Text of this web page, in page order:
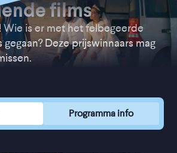
films
Wie is er met het felbegeerde
gegaan? Deze prijswinnaars mag
Programma info